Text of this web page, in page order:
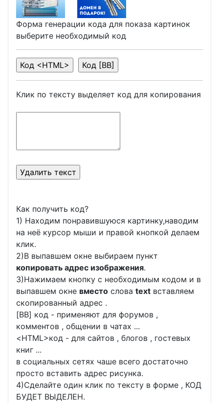
Форма генерации кода для показа картинок
выберите необходимый код
Клик по тексту выделяет код для копирования
Как получить код?
1) Находим понравившуюся картинку,наводим
на неё курсор мыши и правой кнопкой делаем
клик.
2)В выпавшем окне выбираем пункт
копировать адрес изображения.
3)Нажимаем кнопку с необходимым кодом и в
выпавшем окне вместо слова text вставляем
скопированный адрес .
[BB] код - применяют для форумов ,
комментов , общении в чатах ...
<HTML>код - для сайтов , блогов , гостевых
книг ...
в социальных сетях чаше всего достаточно
просто вставить адрес рисунка.
4)Сделайте один клик по тексту в форме , КОД
БУДЕТ ВЫДЕЛЕН.